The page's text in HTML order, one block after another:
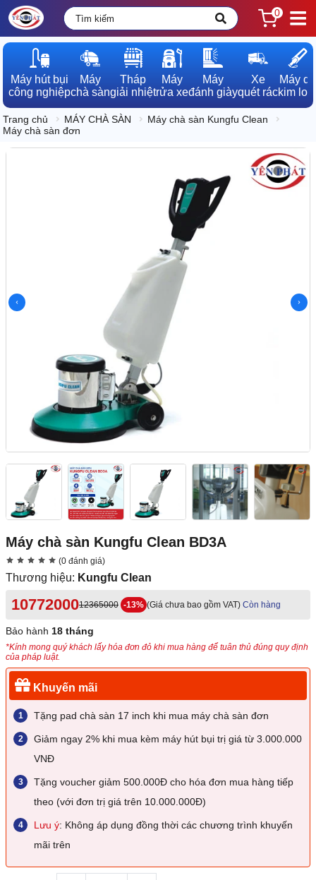
0
Máy hút bụi
công nghiệp
Máy
chà sàn
Tháp
giải nhiệt
Máy
rửa xe
Máy
đánh giày
Xe
quét rác
Máy dò
kim loại
Trang chủ MÁY CHÀ SÀN
Máy chà sàn Kungfu Clean
Máy chà sàn đơn
Máy chà sàn Kungfu Clean BD3A
(0 đánh giá)
Thương hiệu: Kungfu Clean
1077200012365000 -13% (Giá chưa bao gồm VAT) Còn hàng
Bảo hành 18 tháng
*Kính mong quý khách lấy hóa đơn đỏ khi mua hàng để tuân thủ đúng quy định
của pháp luật.
Khuyến mãi
Tặng pad chà sàn 17 inch khi mua máy chà sàn đơn
Giảm ngay 2% khi mua kèm máy hút bụi trị giá từ 3.000.000
VNĐ
Tặng voucher giảm 500.000Đ cho hóa đơn mua hàng tiếp
theo (với đơn trị giá trên 10.000.000Đ)
Lưu ý: Không áp dụng đồng thời các chương trình khuyến
mãi trên